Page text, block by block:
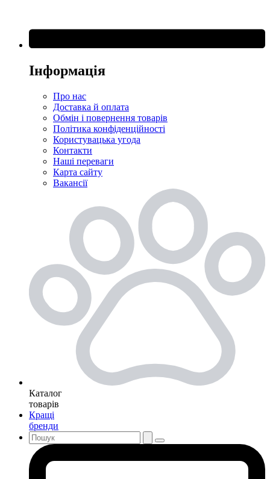
Інформація
Про нас
Доставка й оплата
Обмін і повернення товарів
Політика конфіденційності
Користувацька угода
Контакти
Наші переваги
Карта сайту
Вакансії
Каталог
товарів
Кращі
бренди